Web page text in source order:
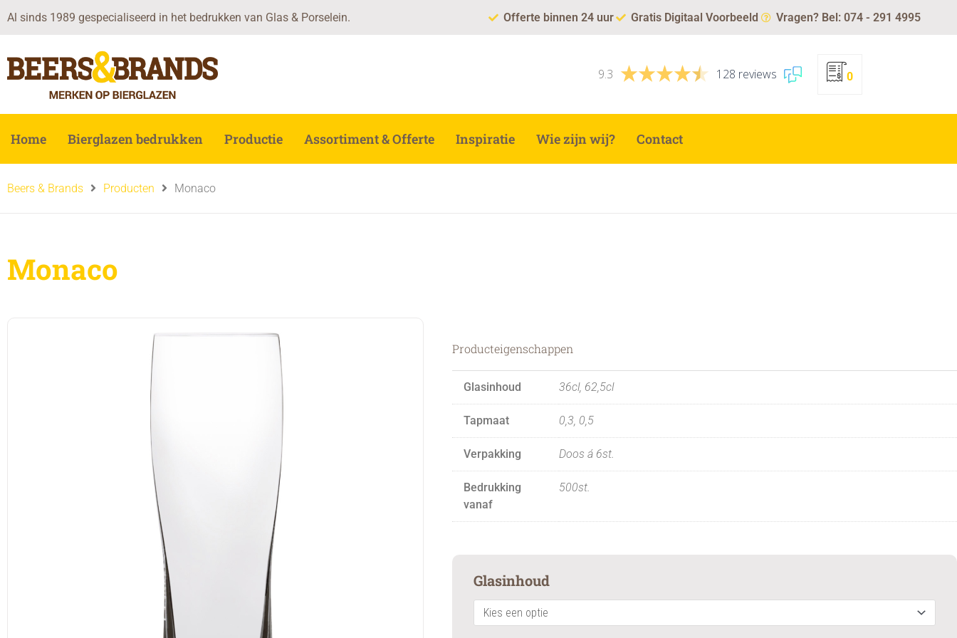
Ga
inhoud
Al sinds 1989 gespecialiseerd in het bedrukken van Glas & Porselein. Offerte binnen 24 uur Gratis Digitaal Voorbeeld Vragen? Bel: 074 - 291 4995
9.3 128 reviews 0
Home Bierglazen bedrukken Productie Assortiment & Offerte Inspiratie Wie zijn wij? Contact
Beers & Brands Producten Monaco
Monaco
Producteigenschappen
Glasinhoud 36cl, 62,5cl
Tapmaat 0,3, 0,5
Verpakking Doos á 6st.
Bedrukking
vanaf
500st.
Glasinhoud
quantity